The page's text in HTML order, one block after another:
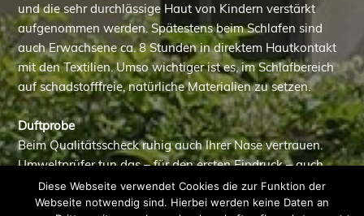
und die sehr durchlässige Haut von Kindern verstärkt
aufgenommen werden. Spätestens beim Schlafen sind
auch Erwachsene ca. 8 Stunden in direktem Hautkontakt
mit den Textilien. Umso wichtiger ist es, im Schlafbereich
auf schadstofffreie, natürliche Materialien zu setzen.
Duftprobe
Beim Qualitätsscheck ruhig auch Ihrer Nase vertrauen.
Umweltprüfer tun das – für den ersten Eindruck – auch.
Diese Webseite verwendet Cookies die zur Funktion der
Webseite notwendig sind. Hierbei werden keine Daten an